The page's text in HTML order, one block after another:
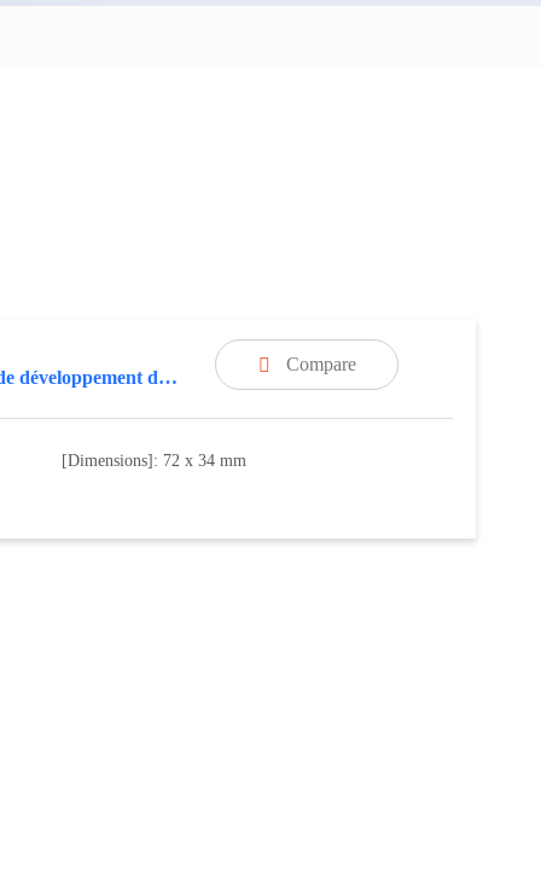
 Compare
Carte de développement de module Wi-SUN
[Dimensions]: 72 x 34 mm